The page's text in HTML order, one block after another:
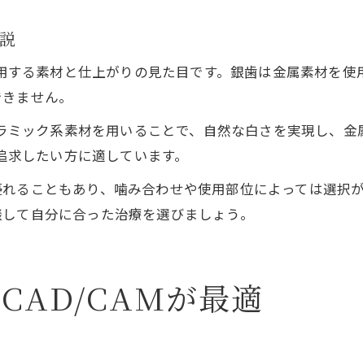
る素材と仕上がりの見た目です。銀歯は金属素材を
ません。
ック系素材を用いることで、自然な白さを実現し、
したい方に適しています。
ることもあり、噛み合わせや使用部位によっては選択
て自分に合った治療を選びましょう。
CAMが最適